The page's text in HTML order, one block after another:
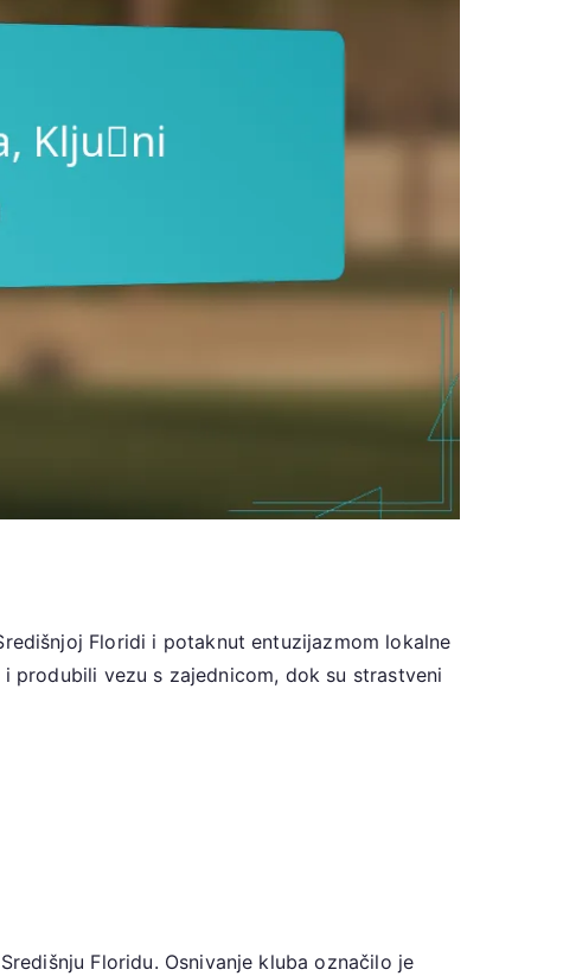
Floridi i potaknut entuzijazmom lokalne
vezu s zajednicom, dok su strastveni
Floridu. Osnivanje kluba označilo je